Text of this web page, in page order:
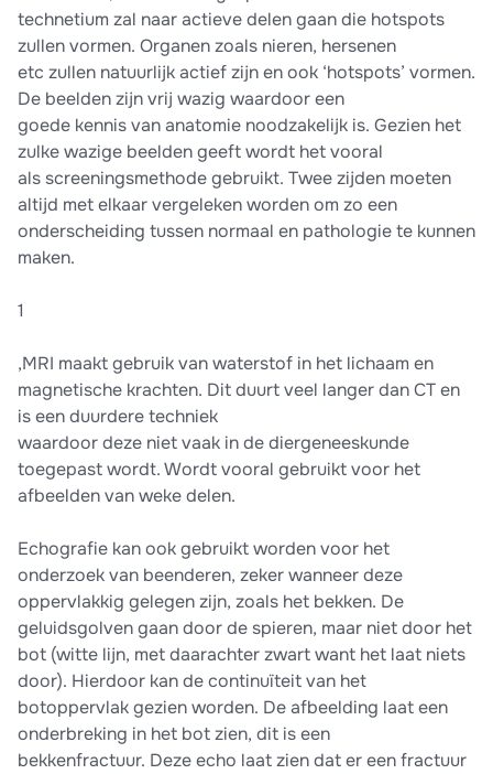
technetium zal naar actieve delen gaan die hotspots
zullen vormen. Organen zoals nieren, hersenen
etc zullen natuurlijk actief zijn en ook ‘hotspots’ vormen.
De beelden zijn vrij wazig waardoor een
goede kennis van anatomie noodzakelijk is. Gezien het
zulke wazige beelden geeft wordt het vooral
als screeningsmethode gebruikt. Twee zijden moeten
altijd met elkaar vergeleken worden om zo een
onderscheiding tussen normaal en pathologie te kunnen
maken.
1
,MRI maakt gebruik van waterstof in het lichaam en
magnetische krachten. Dit duurt veel langer dan CT en
is een duurdere techniek
waardoor deze niet vaak in de diergeneeskunde
toegepast wordt. Wordt vooral gebruikt voor het
afbeelden van weke delen.
Echografie kan ook gebruikt worden voor het
onderzoek van beenderen, zeker wanneer deze
oppervlakkig gelegen zijn, zoals het bekken. De
geluidsgolven gaan door de spieren, maar niet door het
bot (witte lijn, met daarachter zwart want het laat niets
door). Hierdoor kan de continuïteit van het
botoppervlak gezien worden. De afbeelding laat een
onderbreking in het bot zien, dit is een
bekkenfractuur. Deze echo laat zien dat er een fractuur